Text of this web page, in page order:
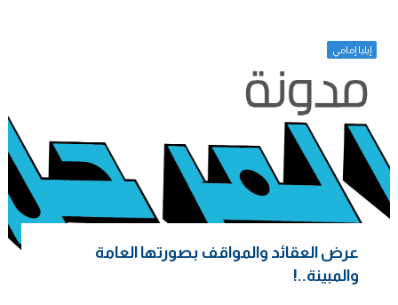
إيليا إمامي
عرض العقائد والمواقف بصورتها العامة
والمبينة..!